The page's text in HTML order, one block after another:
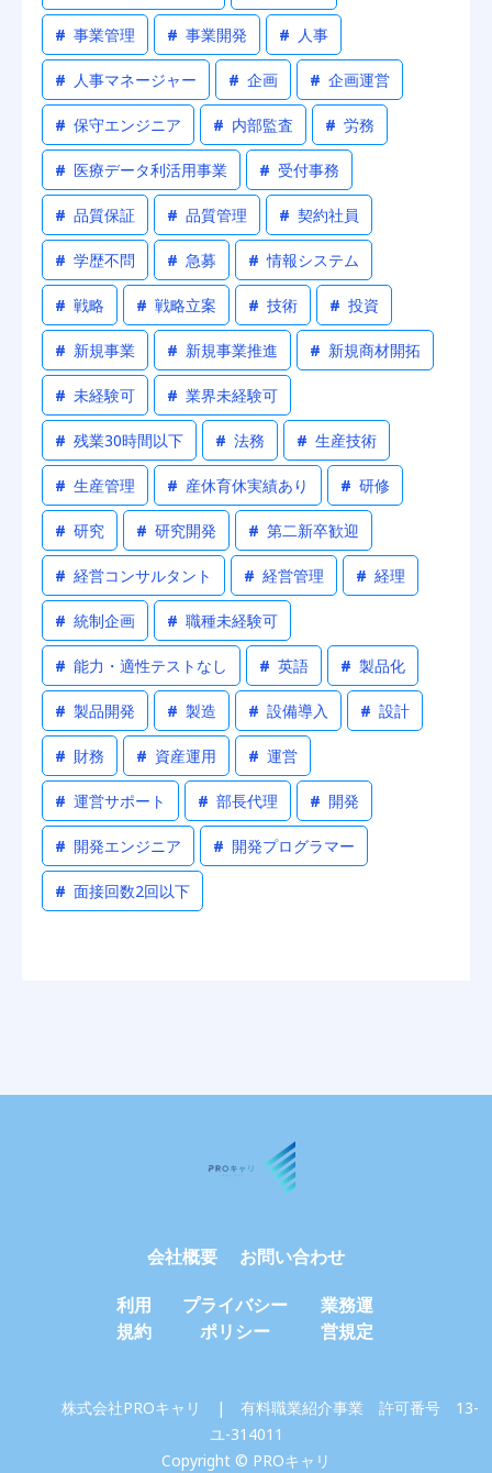
# 事業管理 # 事業開発 # 人事
# 人事マネージャー # 企画 # 企画運営
# 保守エンジニア # 内部監査 # 労務
# 医療データ利活用事業 # 受付事務
# 品質保証 # 品質管理 # 契約社員
# 学歴不問 # 急募 # 情報システム
# 戦略 # 戦略立案 # 技術 # 投資
# 新規事業 # 新規事業推進 # 新規商材開拓
# 未経験可 # 業界未経験可
# 残業30時間以下 # 法務 # 生産技術
# 生産管理 # 産休育休実績あり # 研修
# 研究 # 研究開発 # 第二新卒歓迎
# 経営コンサルタント # 経営管理 # 経理
# 統制企画 # 職種未経験可
# 能力・適性テストなし # 英語 # 製品化
# 製品開発 # 製造 # 設備導入 # 設計
# 財務 # 資産運用 # 運営
# 運営サポート # 部長代理 # 開発
# 開発エンジニア # 開発プログラマー
# 面接回数2回以下
会社概要
お問い合わせ
利用
規約
プライバシー
ポリシー
業務運
営規定
株式会社PROキャリ | 有料職業紹介事業 許可番号 13-
ユ-314011
Copyright © PROキャリ